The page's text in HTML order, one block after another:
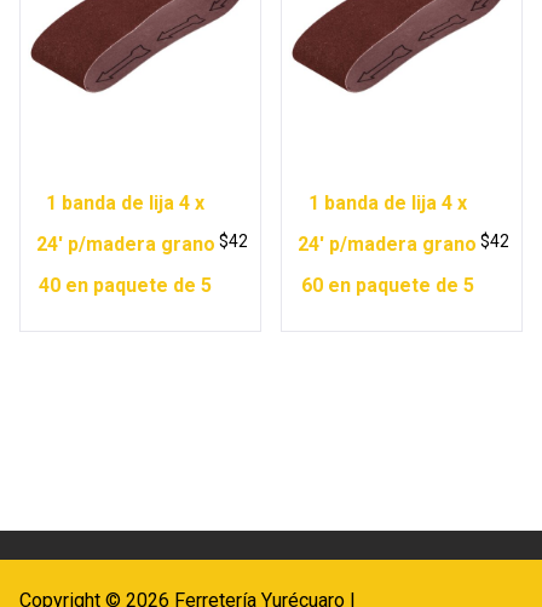
1 banda de lija 4 x
24′ p/madera grano
40 en paquete de 5
$42
1 banda de lija 4 x
24′ p/madera grano
60 en paquete de 5
$42
Copyright © 2026 Ferretería Yurécuaro |